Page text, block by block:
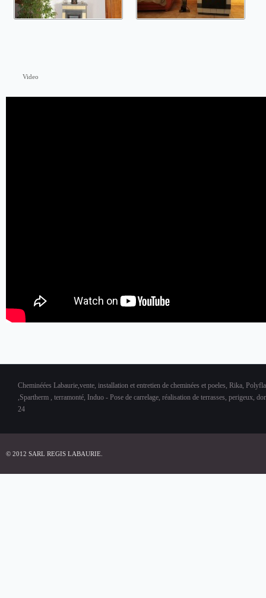
Video
Cheminéées Labaurie,vente, installation et entretien de cheminées et poeles, Rika,
,Spartherm , terramonté, Induo - Pose de carrelage, réalisation de terrasses, perigeux,
24
© 2012 SARL REGIS LABAURIE.